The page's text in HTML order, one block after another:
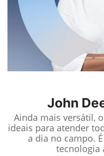
John
Ainda mais versátil,
ideais para atender
a dia no campo.
tecnologia